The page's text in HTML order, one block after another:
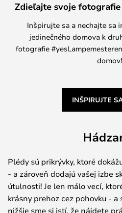
Zdieľajte svoje
Inšpirujte sa a nechajte sa
jedinečného domova k
fotografie
domov!
INŠPIRUJTE
Plédy sú prikrývky, ktoré
- a zároveň dodajú vašej izbe
útulnosti! Je len málo vecí,
krásny prehoz cez pohovku - a
nižšie sme si istí, že nájdete